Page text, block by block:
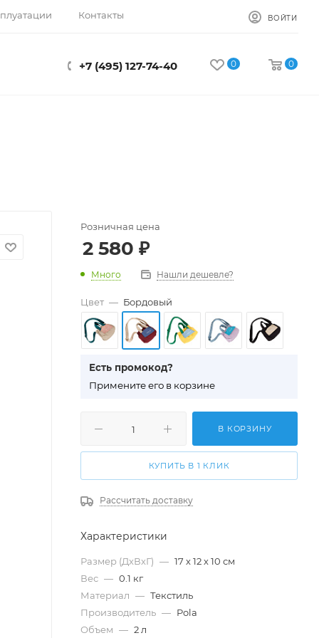
Контакты ВОЙТИ
+7 (495) 127-74-40 0 0
Розничная цена
2 580 ₽
Много Нашли дешевле?
Цвет — Бордовый
Есть промокод?
Примените его в корзине
В КОРЗИНУ
КУПИТЬ В 1 КЛИК
Рассчитать доставку
Характеристики
Размер (ДхВхГ) — 17 х 12 х 10 см
Вес — 0.1 кг
Материал — Текстиль
Производитель — Pola
Объем — 2 л